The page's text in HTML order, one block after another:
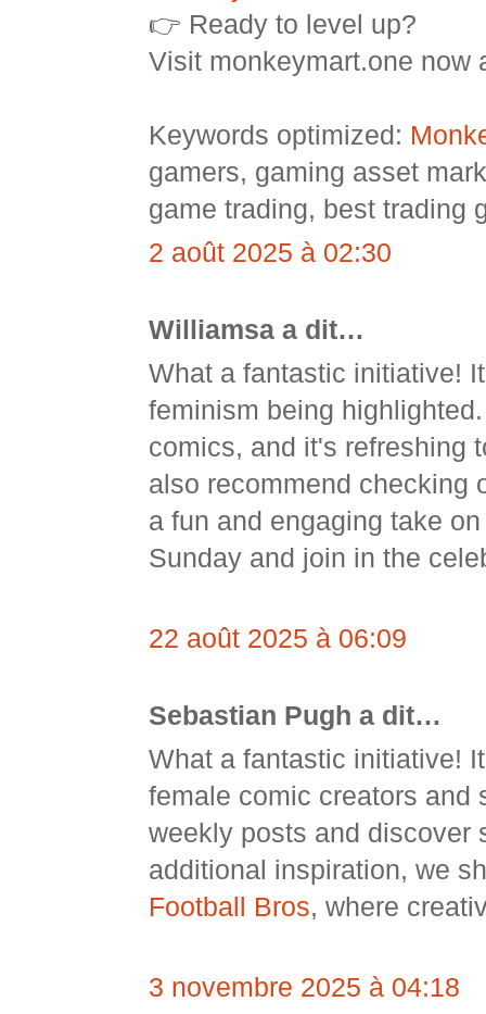
👉 Ready to level up?
Visit monkeymart.one now
Keywords optimized:
gamers, gaming asset
game trading, best trading
2 août 2025 à 02:30
Williamsa a dit…
What a fantastic initiative!
feminism being
comics, and it's refreshing
also recommend checking
a fun and engaging take
Sunday and join in the
22 août 2025 à 06:09
Sebastian Pugh a dit…
What a fantastic initiative!
female comic creators and
weekly posts and discover
additional inspiration, we
Football Bros, where
3 novembre 2025 à 04:18